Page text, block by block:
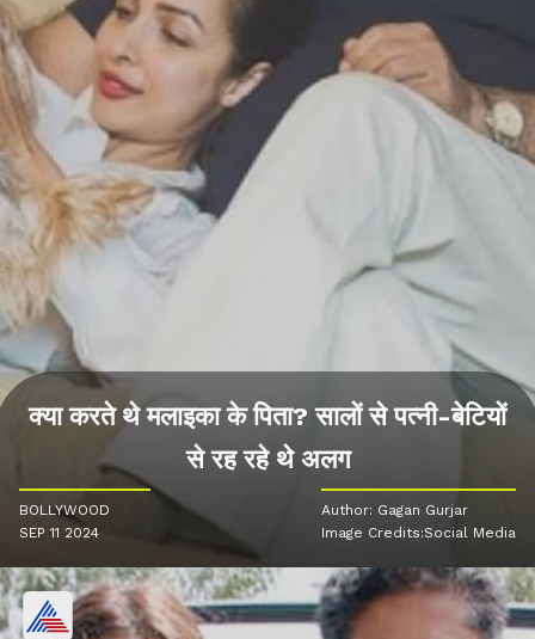
क्या करते थे मलाइका के पिता? सालों से पत्नी-बेटियों
से रह रहे थे अलग
BOLLYWOOD
SEP 11 2024
Author: Gagan Gurjar
Image Credits:Social Media